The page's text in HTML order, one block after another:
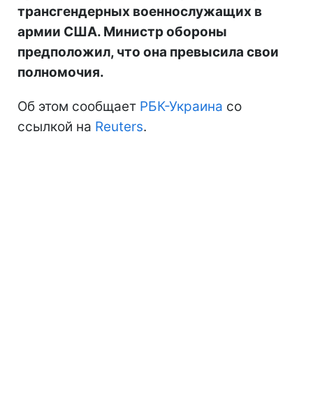
трансгендерных военнослужащих в
армии США. Министр обороны
предположил, что она превысила свои
полномочия.
Об этом сообщает РБК-Украина со
ссылкой на Reuters.